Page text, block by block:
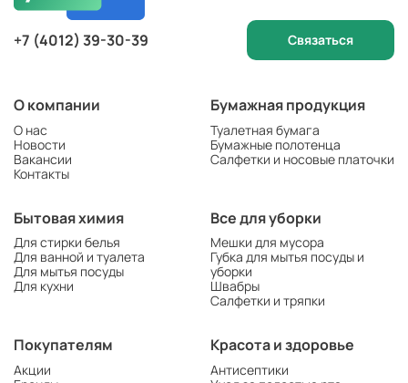
+7 (4012) 39-30-39 Связаться
О компании
О нас
Новости
Вакансии
Контакты
Бумажная продукция
Туалетная бумага
Бумажные полотенца
Салфетки и носовые платочки
Бытовая химия
Для стирки белья
Для ванной и туалета
Для мытья посуды
Для кухни
Все для уборки
Мешки для мусора
Губка для мытья посуды и
уборки
Швабры
Салфетки и тряпки
Покупателям
Акции
Красота и здоровье
Антисептики